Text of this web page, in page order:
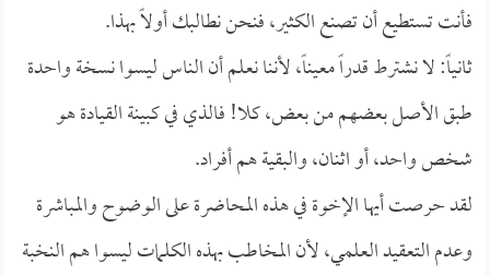
فأنت تستطيع أن تصنع الكثير، فنحن نطالبك أولاً بهذا.
ثانياً: لا نشترط قدراً معيناً، لأننا نعلم أن الناس ليسوا نسخة واحدة
طبق الأصل بعضهم من بعض، كلا! فالذي في كبينة القيادة هو
شخص واحد، أو اثنان، والبقية هم أفراد.
لقد حرصت أيها الإخوة في هذه المحاضرة على الوضوح والمباشرة
وعدم التعقيد العلمي، لأن المخاطب بهذه الكلمات ليسوا هم النخبة